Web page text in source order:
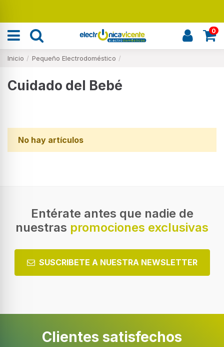
0
Inicio Pequeño Electrodoméstico
Cuidado del Bebé
No hay artículos
Entérate antes que nadie de
nuestras promociones exclusivas
SUSCRIBETE A NUESTRA NEWSLETTER
Clientes satisfechos